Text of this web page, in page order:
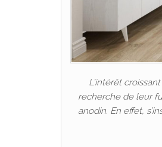
L’intérêt
recherche de leur
anodin. En effet,